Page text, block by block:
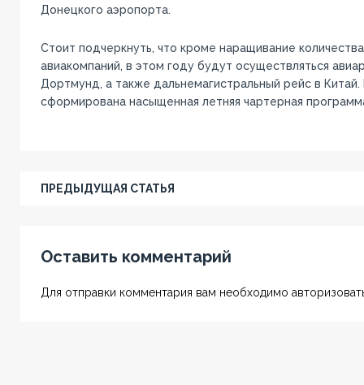
Донецкого аэропорта.
Стоит подчеркнуть, что кроме наращивание
авиакомпаний, в этом году будут осуществляться
Дортмунд, а также дальнемагистральный рейс в Китай.
сформирована насыщенная летняя чартерная
ПРЕДЫДУЩАЯ СТАТЬЯ
Оставить комментарий
Для отправки комментария вам необходимо